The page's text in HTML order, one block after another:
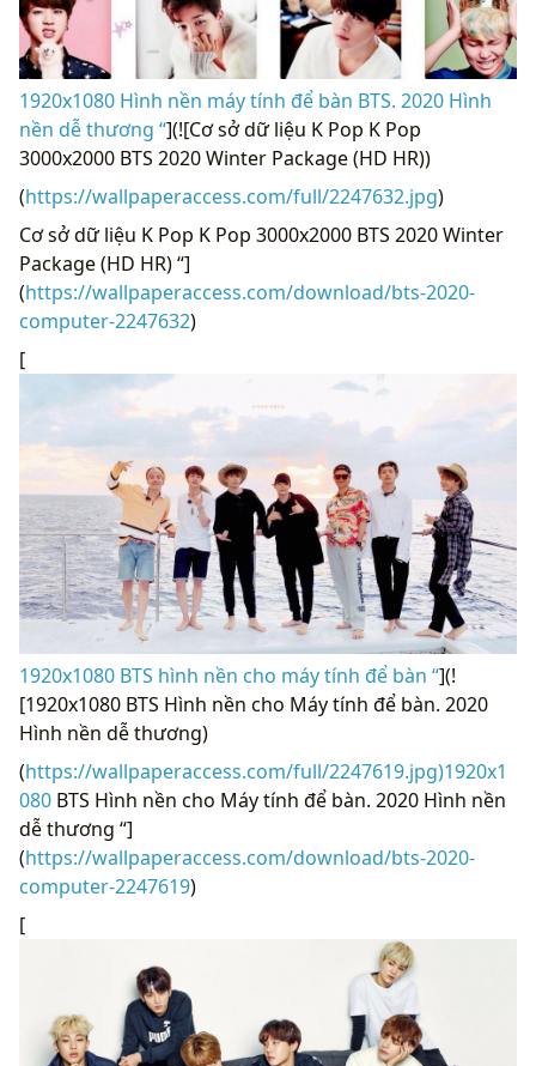
1920x1080 Hình nền máy tính để bàn BTS. 2020 Hình
nền dễ thương “](![Cơ sở dữ liệu K Pop K Pop
3000x2000 BTS 2020 Winter Package (HD HR))
(https://wallpaperaccess.com/full/2247632.jpg)
Cơ sở dữ liệu K Pop K Pop 3000x2000 BTS 2020 Winter
Package (HD HR) “]
(https://wallpaperaccess.com/download/bts-2020-
computer-2247632)
[
1920x1080 BTS hình nền cho máy tính để bàn “](!
[1920x1080 BTS Hình nền cho Máy tính để bàn. 2020
Hình nền dễ thương)
(https://wallpaperaccess.com/full/2247619.jpg)1920x1
080 BTS Hình nền cho Máy tính để bàn. 2020 Hình nền
dễ thương “]
(https://wallpaperaccess.com/download/bts-2020-
computer-2247619)
[